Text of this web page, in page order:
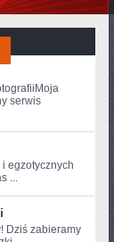
serwis
egzotycznych
...
Dziś zabieramy